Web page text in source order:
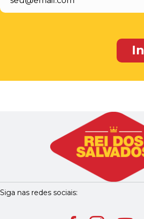
Siga nas redes sociais: